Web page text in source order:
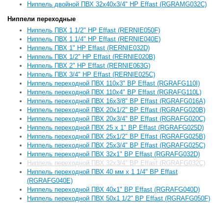
Ниппель двойной ПВХ 32x40x3/4" НР Effast (RGRAMG032С)
Ниппели переходные
Ниппель ПВХ 1 1/2" НР Effast (RERNIE050F)
Ниппель ПВХ 1 1/4" НР Effast (RERNIE040E)
Ниппель ПВХ 1" НР Effast (RERNIE032D)
Ниппель ПВХ 1/2" НР Effast (RERNIE020B)
Ниппель ПВХ 2" НР Effast (RERNIE063G)
Ниппель ПВХ 3/4" НР Effast (RERNIE025C)
Ниппель переходной ПВХ 110x3" ВР Effast (RGRAFG110I)
Ниппель переходной ПВХ 110x4" ВР Effast (RGRAFG110L)
Ниппель переходной ПВХ 16x3/8" ВР Effast (RGRAFG016А)
Ниппель переходной ПВХ 20x1/2" ВР Effast (RGRAFG020B)
Ниппель переходной ПВХ 20x3/4" ВР Effast (RGRAFG020C)
Ниппель переходной ПВХ 25 x 1" ВР Effast (RGRAFG025D)
Ниппель переходной ПВХ 25x1/2" ВР Effast (RGRAFG025B)
Ниппель переходной ПВХ 25x3/4" ВР Effast (RGRAFG025C)
Ниппель переходной ПВХ 32x1" ВР Effast (RGRAFG032D)
Ниппель переходной ПВХ 32x3/4" ВР Effast (RGRAFG032С)
Ниппель переходной ПВХ 40 мм x 1 1/4" ВР Effast
(RGRAFG040E)
Ниппель переходной ПВХ 40x1" ВР Effast (RGRAFG040D)
Ниппель переходной ПВХ 50x1 1/2" ВР Effast (RGRAFG050F)